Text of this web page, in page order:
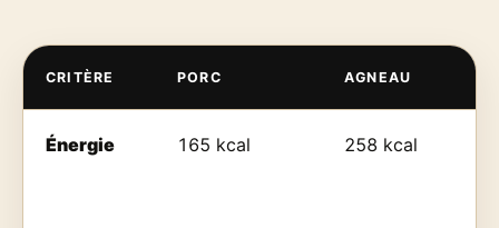
CRITÈRE PORC AGNEAU
Énergie 165 kcal 258 kcal